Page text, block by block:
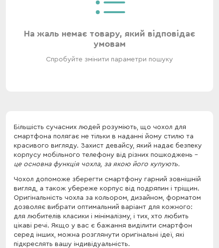
На жаль немає товару, який відповідає
умовам
Спробуйте змінити параметри пошуку
Більшість сучасних людей розуміють, що чохол для
смартфона полягає не тільки в наданні йому стилю та
красивого вигляду. Захист девайсу, який надає безпеку
корпусу мобільного телефону від різних пошкоджень -
це основна функція чохла, за якою його купують.
Чохол допоможе зберегти смартфону гарний зовнішній
вигляд, а також убереже корпус від подряпин і тріщин.
Оригінальність чохла за кольором, дизайном, форматом
дозволяє вибрати оптимальний варіант для кожного:
для любителів класики і мінімалізму, і тих, хто любить
цікаві речі. Якщо у вас є бажання виділити смартфон
серед інших, можна розглянути оригінальні ідеї, які
підкреслять вашу індивідуальність.